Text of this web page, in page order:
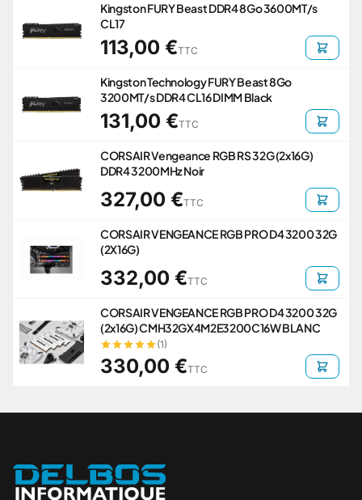
Kingston FURY Beast DDR4 8Go 3600MT/s
CL17
113,00 €TTC
Kingston Technology FURY Beast 8Go
3200MT/s DDR4 CL16 DIMM Black
131,00 €TTC
CORSAIR Vengeance RGB RS 32G (2x16G)
DDR4 3200MHz Noir
327,00 €TTC
CORSAIR VENGEANCE RGB PRO D4 3200 32G
(2X16G)
332,00 €TTC
CORSAIR VENGEANCE RGB PRO D4 3200 32G
(2x16G) CMH32GX4M2E3200C16W BLANC
(1)
330,00 €TTC